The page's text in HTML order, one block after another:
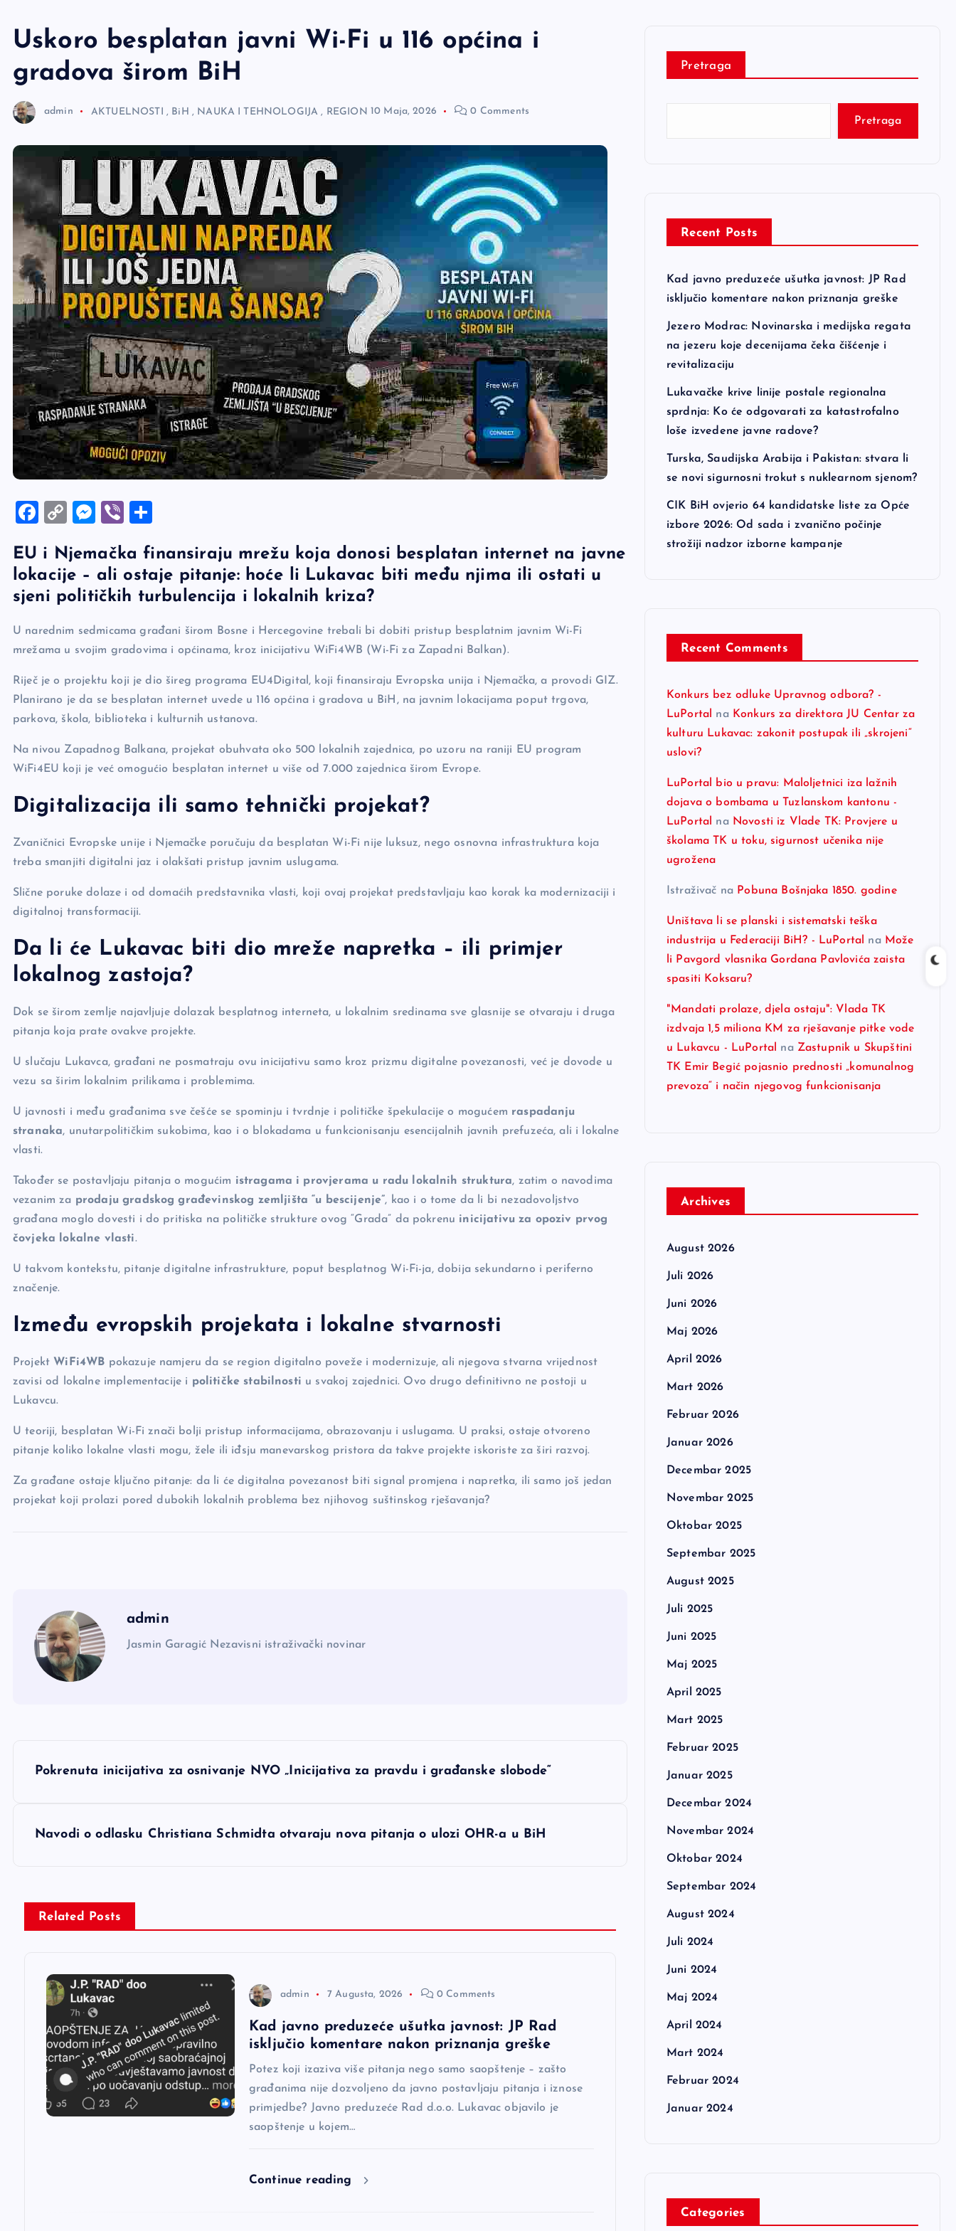
Uskoro besplatan javni Wi-Fi u 116 općina i
gradova širom BiH
admin AKTUELNOSTI , BiH , NAUKA I TEHNOLOGIJA , REGION 10 Maja, 2026 0 Comments
F
c
e
b
o
o
k
C
p
y
Li
n
k
M
se
n
g
er
Vi
er ar
e
EU i Njemačka finansiraju mrežu koja donosi besplatan internet na javne
lokacije – ali ostaje pitanje: hoće li Lukavac biti među njima ili ostati u
sjeni političkih turbulencija i lokalnih kriza?
U narednim sedmicama građani širom Bosne i Hercegovine trebali bi dobiti pristup besplatnim javnim Wi-Fi
mrežama u svojim gradovima i općinama, kroz inicijativu WiFi4WB (Wi-Fi za Zapadni Balkan).
Riječ je o projektu koji je dio šireg programa EU4Digital, koji finansiraju Evropska unija i Njemačka, a provodi GIZ.
Planirano je da se besplatan internet uvede u 116 općina i gradova u BiH, na javnim lokacijama poput trgova,
parkova, škola, biblioteka i kulturnih ustanova.
Na nivou Zapadnog Balkana, projekat obuhvata oko 500 lokalnih zajednica, po uzoru na raniji EU program
WiFi4EU koji je već omogućio besplatan internet u više od 7.000 zajednica širom Evrope.
Digitalizacija ili samo tehnički projekat?
Zvaničnici Evropske unije i Njemačke poručuju da besplatan Wi-Fi nije luksuz, nego osnovna infrastruktura koja
treba smanjiti digitalni jaz i olakšati pristup javnim uslugama.
Slične poruke dolaze i od domaćih predstavnika vlasti, koji ovaj projekat predstavljaju kao korak ka modernizaciji i
digitalnoj transformaciji.
Da li će Lukavac biti dio mreže napretka – ili primjer
lokalnog zastoja?
Dok se širom zemlje najavljuje dolazak besplatnog interneta, u lokalnim sredinama sve glasnije se otvaraju i druga
pitanja koja prate ovakve projekte.
U slučaju Lukavca, građani ne posmatraju ovu inicijativu samo kroz prizmu digitalne povezanosti, već je dovode u
vezu sa širim lokalnim prilikama i problemima.
U javnosti i među građanima sve češće se spominju i tvrdnje i političke špekulacije o mogućem raspadanju
stranaka, unutarpolitičkim sukobima, kao i o blokadama u funkcionisanju esencijalnih javnih prefuzeća, ali i lokalne
vlasti.
Također se postavljaju pitanja o mogućim istragama i provjerama u radu lokalnih struktura, zatim o navodima
vezanim za prodaju gradskog građevinskog zemljišta “u bescijenje”, kao i o tome da li bi nezadovoljstvo
građana moglo dovesti i do pritiska na političke strukture ovog “Grada” da pokrenu inicijativu za opoziv prvog
čovjeka lokalne vlasti.
U takvom kontekstu, pitanje digitalne infrastrukture, poput besplatnog Wi-Fi-ja, dobija sekundarno i periferno
značenje.
Između evropskih projekata i lokalne stvarnosti
Projekt WiFi4WB pokazuje namjeru da se region digitalno poveže i modernizuje, ali njegova stvarna vrijednost
zavisi od lokalne implementacije i političke stabilnosti u svakoj zajednici. Ovo drugo definitivno ne postoji u
Lukavcu.
U teoriji, besplatan Wi-Fi znači bolji pristup informacijama, obrazovanju i uslugama. U praksi, ostaje otvoreno
pitanje koliko lokalne vlasti mogu, žele ili iđsju manevarskog pristora da takve projekte iskoriste za širi razvoj.
Za građane ostaje ključno pitanje: da li će digitalna povezanost biti signal promjena i napretka, ili samo još jedan
projekat koji prolazi pored dubokih lokalnih problema bez njihovog suštinskog rješavanja?
admin
Jasmin Garagić Nezavisni istraživački novinar
NPokrenuta inicijativa za osnivanje NVO „Inicijativa za pravdu i građanske slobode“
Navodi o odlasku Christiana Schmidta otvaraju nova pitanja o ulozi OHR-a u BiH
Related Posts
admin 7 Augusta, 2026 0 Comments
Kad javno preduzeće ušutka javnost: JP Rad
isključio komentare nakon priznanja greške
Potez koji izaziva više pitanja nego samo saopštenje – zašto
građanima nije dozvoljeno da javno postavljaju pitanja i iznose
primjedbe? Javno preduzeće Rad d.o.o. Lukavac objavilo je
saopštenje u kojem…
Continue reading
Pretraga
Pretraga
Recent Posts
Kad javno preduzeće ušutka javnost: JP Rad
isključio komentare nakon priznanja greške
Jezero Modrac: Novinarska i medijska regata
na jezeru koje decenijama čeka čišćenje i
revitalizaciju
Lukavačke krive linije postale regionalna
sprdnja: Ko će odgovarati za katastrofalno
loše izvedene javne radove?
Turska, Saudijska Arabija i Pakistan: stvara li
se novi sigurnosni trokut s nuklearnom sjenom?
CIK BiH ovjerio 64 kandidatske liste za Opće
izbore 2026: Od sada i zvanično počinje
strožiji nadzor izborne kampanje
Recent Comments
Konkurs bez odluke Upravnog odbora? -
LuPortal
na Konkurs za direktora JU Centar za
kulturu Lukavac: zakonit postupak ili „skrojeni“
uslovi?
LuPortal bio u pravu: Maloljetnici iza lažnih
dojava o bombama u Tuzlanskom kantonu -
LuPortal
na Novosti iz Vlade TK: Provjere u
školama TK u toku, sigurnost učenika nije
ugrožena
Istraživač na Pobuna Bošnjaka 1850. godine
Uništava li se planski i sistematski teška
industrija u Federaciji BiH? - LuPortal
na Može
li Pavgord vlasnika Gordana Pavlovića zaista
spasiti Koksaru?
"Mandati prolaze, djela ostaju": Vlada TK
izdvaja 1,5 miliona KM za rješavanje pitke vode
u Lukavcu - LuPortal
na Zastupnik u Skupštini
TK Emir Begić pojasnio prednosti „komunalnog
prevoza“ i način njegovog funkcionisanja
Archives
August 2026
Juli 2026
Juni 2026
Maj 2026
April 2026
Mart 2026
Februar 2026
Januar 2026
Decembar 2025
Novembar 2025
Oktobar 2025
Septembar 2025
August 2025
Juli 2025
Juni 2025
Maj 2025
April 2025
Mart 2025
Februar 2025
Januar 2025
Decembar 2024
Novembar 2024
Oktobar 2024
Septembar 2024
August 2024
Juli 2024
Juni 2024
Maj 2024
April 2024
Mart 2024
Februar 2024
Januar 2024
Categories